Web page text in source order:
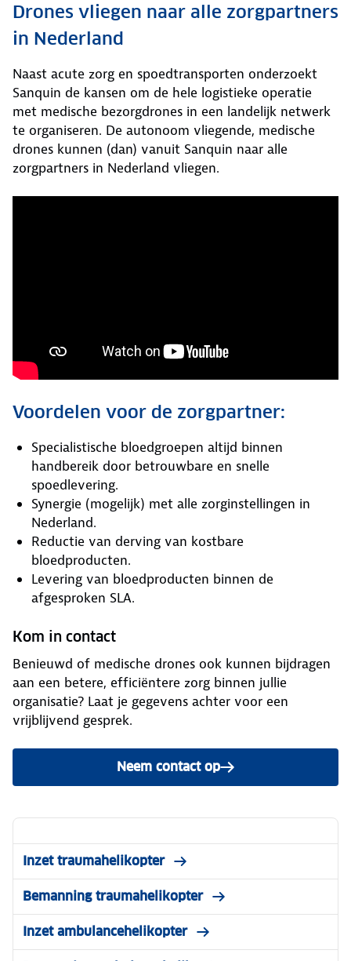
Drones vliegen naar alle zorgpartners
in Nederland
Naast acute zorg en spoedtransporten onderzoekt
Sanquin de kansen om de hele logistieke operatie
met medische bezorgdrones in een landelijk netwerk
te organiseren. De autonoom vliegende, medische
drones kunnen (dan) vanuit Sanquin naar alle
zorgpartners in Nederland vliegen.
Voordelen voor de zorgpartner:
Specialistische bloedgroepen altijd binnen
handbereik door betrouwbare en snelle
spoedlevering.
Synergie (mogelijk) met alle zorginstellingen in
Nederland.
Reductie van derving van kostbare
bloedproducten.
Levering van bloedproducten binnen de
afgesproken SLA.
Kom in contact
Benieuwd of medische drones ook kunnen bijdragen
aan een betere, efficiëntere zorg binnen jullie
organisatie? Laat je gegevens achter voor een
vrijblijvend gesprek.
Neem contact op
Inzet traumahelikopter
Bemanning traumahelikopter
Inzet ambulancehelikopter